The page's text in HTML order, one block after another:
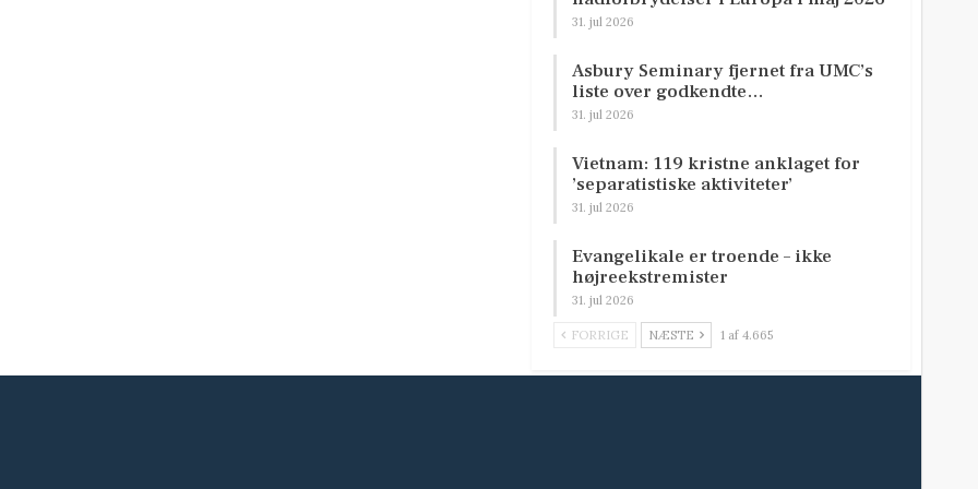
31. jul 2026
Asbury Seminary fjernet fra UMC’s
liste over godkendte…
31. jul 2026
Vietnam: 119 kristne anklaget for
’separatistiske aktiviteter’
31. jul 2026
Evangelikale er troende – ikke
højreekstremister
31. jul 2026
FORRIGE NÆSTE 1 af 4.665